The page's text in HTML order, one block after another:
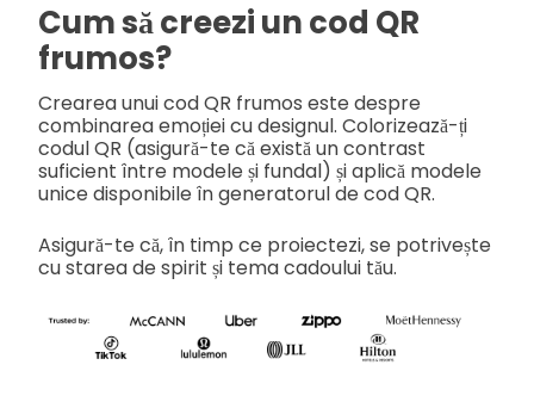
Cum să creezi un cod QR
frumos?
Crearea unui cod QR frumos este despre
combinarea emoției cu designul. Colorizează-ți
codul QR (asigură-te că există un contrast
suficient între modele și fundal) și aplică modele
unice disponibile în generatorul de cod QR.
Asigură-te că, în timp ce proiectezi, se potrivește
cu starea de spirit și tema cadoului tău.